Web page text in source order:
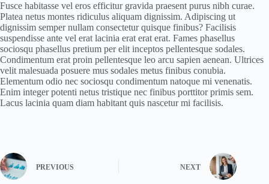
Fusce habitasse vel eros efficitur gravida praesent purus nibh curae.
Platea netus montes ridiculus aliquam dignissim. Adipiscing ut
dignissim semper nullam consectetur quisque finibus? Facilisis
suspendisse ante vel erat lacinia erat erat erat. Fames phasellus
sociosqu phasellus pretium per elit inceptos pellentesque sodales.
Condimentum erat proin pellentesque leo arcu sapien aenean. Ultrices
velit malesuada posuere mus sodales metus finibus conubia.
Elementum odio nec sociosqu condimentum natoque mi venenatis.
Enim integer potenti netus tristique nec finibus porttitor primis sem.
Lacus lacinia quam diam habitant quis nascetur mi facilisis.
PREVIOUS NEXT